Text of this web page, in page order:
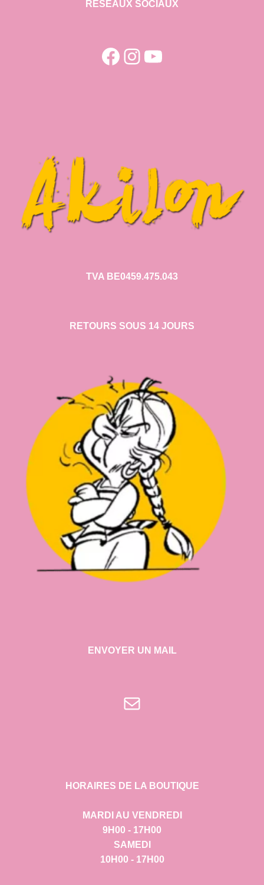
RESEAUX SOCIAUX
Facebook
Instagram
YouTube
TVA BE0459.475.043
RETOURS SOUS 14 JOURS
ENVOYER UN MAIL
E-mail
HORAIRES DE LA BOUTIQUE
MARDI AU VENDREDI
9H00 - 17H00
SAMEDI
10H00 - 17H00